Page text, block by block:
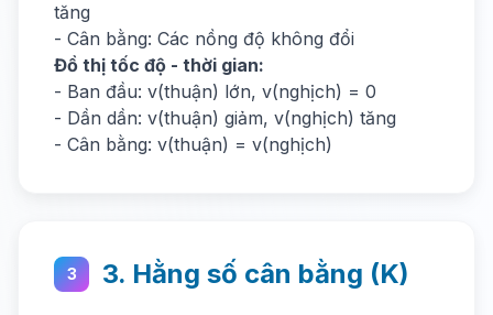
tăng
- Cân bằng: Các nồng độ không đổi
Đồ thị tốc độ - thời gian:
- Ban đầu: v(thuận) lớn, v(nghịch) = 0
- Dần dần: v(thuận) giảm, v(nghịch) tăng
- Cân bằng: v(thuận) = v(nghịch)
3 3. Hằng số cân bằng (K)